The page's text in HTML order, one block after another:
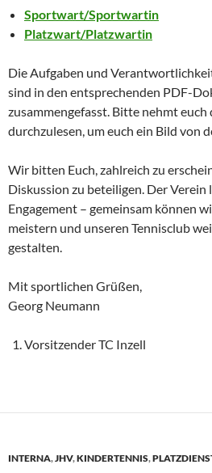
Sportwart/Sportwartin
Platzwart/Platzwartin
Die Aufgaben und
sind in den entsprechenden PDF-
zusammengefasst. Bitte nehmt euch
durchzulesen, um euch ein Bild von
Wir bitten Euch, zahlreich zu
Diskussion zu beteiligen. Der Verein
Engagement – gemeinsam können
meistern und unseren Tennisclub
gestalten.
Mit sportlichen Grüßen,
Georg Neumann
Vorsitzender TC Inzell
INTERNA,JHV,KINDERTENNIS,